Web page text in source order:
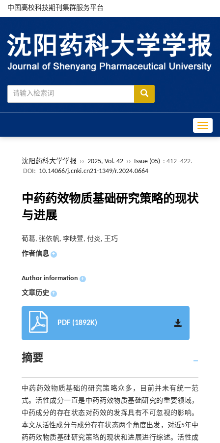
中国高校科技期刊集群服务平台
沈阳药科大学学报 ›› 2025, Vol. 42 ›› Issue (05) : 412 -422.
DOI: 10.14066/j.cnki.cn21-1349/r.2024.0664
中药药效物质基础研究策略的现状
与进展
荀葛, 张依帆, 李映萱, 付炎, 王巧
作者信息 +
Author information +
文章历史 +
PDF (1892K)
摘要
中药药效物质基础的研究策略众多，目前并未有统一范
式。活性成分一直是中药药效物质基础研究的重要领域，
中药成分的存在状态对药效的发挥具有不可忽视的影响。
本文从活性成分与成分存在状态两个角度出发，对近5年中
药药效物质基础研究策略的现状和进展进行综述。活性成